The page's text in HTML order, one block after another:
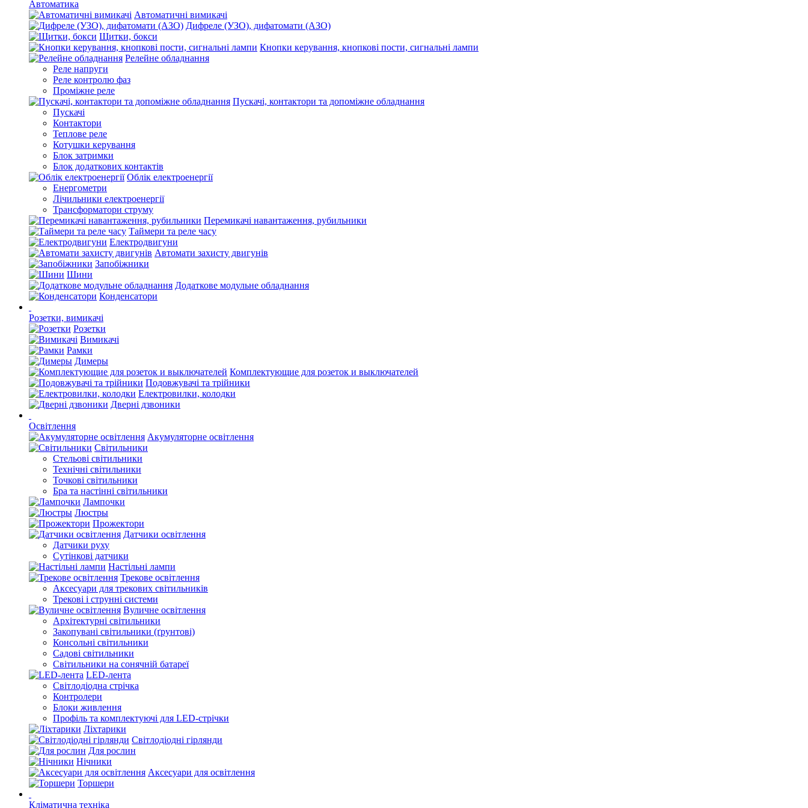
Автоматика
Автоматичні вимикачі
Дифреле (УЗО), дифатомати (АЗО)
Щитки, бокси
Кнопки керування, кнопкові пости, сигнальні лампи
Релейне обладнання
Реле напруги
Реле контролю фаз
Проміжне реле
Пускачі, контактори та допоміжне обладнання
Пускачі
Контактори
Теплове реле
Котушки керування
Блок затримки
Блок додаткових контактів
Облік електроенергії
Енергометри
Лічильники електроенергії
Трансформатори струму
Перемикачі навантаження, рубильники
Таймери та реле часу
Електродвигуни
Автомати захисту двигунів
Запобіжники
Шини
Додаткове модульне обладнання
Конденсатори
Розетки, вимикачі
Розетки
Вимикачі
Рамки
Димеры
Комплектующие для розеток и выключателей
Подовжувачі та трійники
Електровилки, колодки
Дверні дзвоники
Освітлення
Акумуляторне освітлення
Світильники
Стельові світильники
Технічні світильники
Точкові світильники
Бра та настінні світильники
Лампочки
Люстры
Прожектори
Датчики освітлення
Датчики руху
Сутінкові датчики
Настільні лампи
Трекове освітлення
Аксесуари для трекових світильників
Трекові і струнні системи
Вуличне освітлення
Архітектурні світильники
Закопувані світильники (ґрунтові)
Консольні світильники
Садові світильники
Світильники на сонячній батареї
LED-лента
Світлодіодна стрічка
Контролери
Блоки живлення
Профіль та комплектуючі для LED-стрічки
Ліхтарики
Світлодіодні гірлянди
Для рослин
Нічники
Аксесуари для освітлення
Торшери
Кліматична техніка